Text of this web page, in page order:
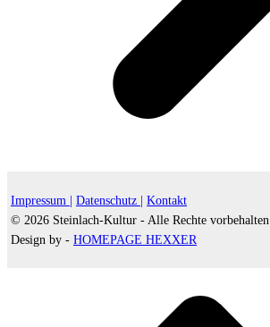
Impressum | Datenschutz |
Kontakt
© 2026 Steinlach-Kultur - Alle Rechte vorbehalten |
Design by - HOMEPAGE HEXXER